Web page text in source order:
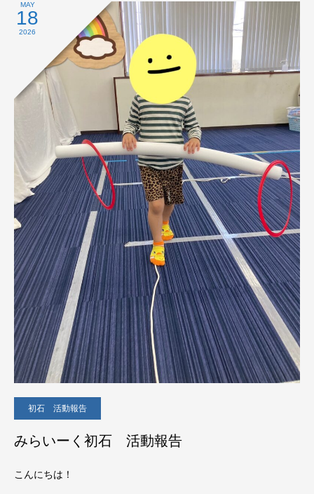
MAY
18
2026
初石 活動報告
みらいーく初石 活動報告
こんにちは！